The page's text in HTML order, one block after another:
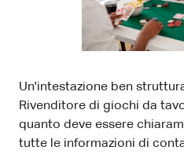
Un'intestazione ben
Rivenditore di giochi da
quanto deve essere
tutte le informazioni di